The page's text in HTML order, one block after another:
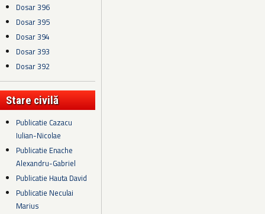
Dosar 396
Dosar 395
Dosar 394
Dosar 393
Dosar 392
Stare civilă
Publicatie Cazacu
Iulian-Nicolae
Publicatie Enache
Alexandru-Gabriel
Publicatie Hauta David
Publicatie Neculai
Marius